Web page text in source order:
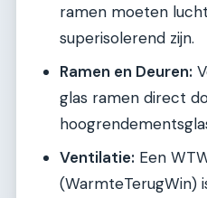
ramen moeten
superisolerend zijn.
Ramen en Deuren:
glas ramen direct
Ventilatie: Een
(WarmteTerugWin)